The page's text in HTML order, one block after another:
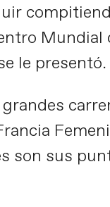
le presentó.
son sus